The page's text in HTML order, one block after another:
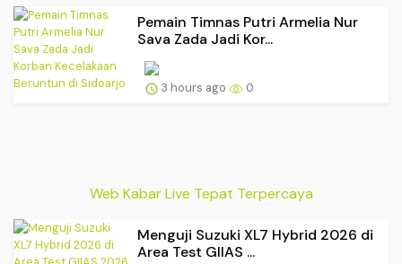
Pemain Timnas Putri Armelia Nur
Sava Zada Jadi Kor...
3 hours ago 0
Web Kabar Live Tepat Terpercaya
Menguji Suzuki XL7 Hybrid 2026 di
Area Test GIIAS ...